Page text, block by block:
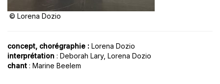
© Lorena Dozio
concept, chorégraphie : Lorena Dozio
interprétation : Deborah Lary, Lorena Dozio
chant : Marine Beelem